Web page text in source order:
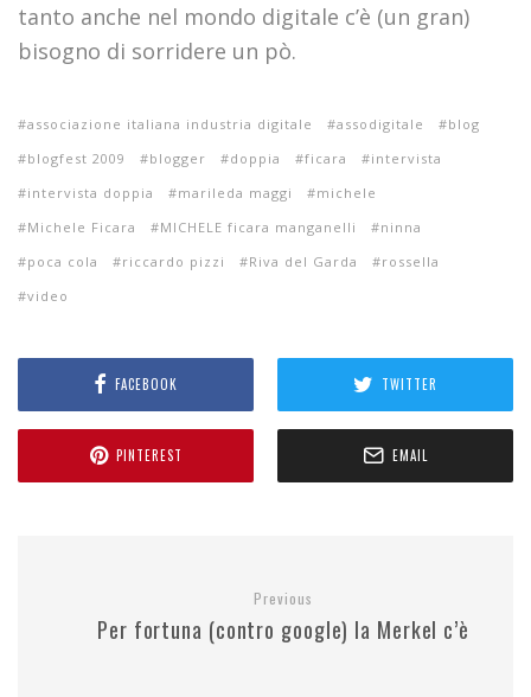
tanto anche nel mondo digitale c’è (un gran)
bisogno di sorridere un pò.
associazione italiana industria digitale assodigitale
blog
blogfest 2009
blogger doppia ficara
intervista
intervista doppia
marileda maggi
michele
Michele Ficara
MICHELE ficara manganelli
ninna
poca cola
riccardo pizzi Riva del Garda
rossella
video
FACEBOOK TWITTER
PINTEREST EMAIL
Previous
Per fortuna (contro google) la Merkel c’è